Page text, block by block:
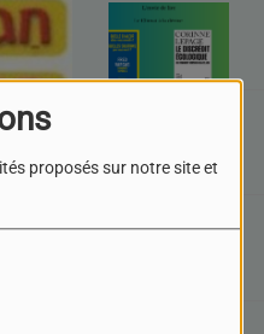
proposés sur notre site et